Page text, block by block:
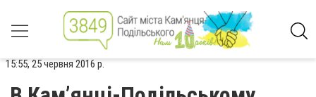
15:55, 25 червня 2016 р.